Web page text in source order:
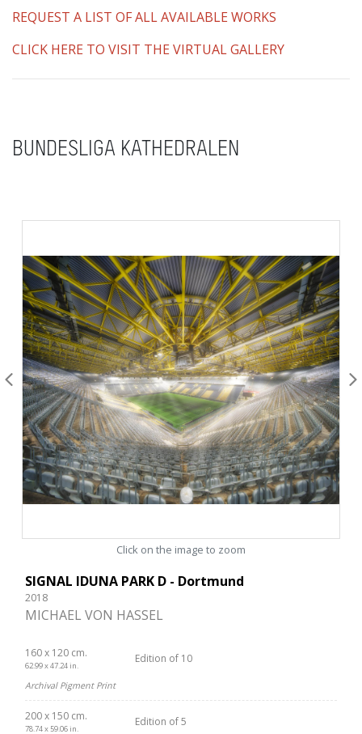
REQUEST A LIST OF ALL AVAILABLE WORKS
CLICK HERE TO VISIT THE VIRTUAL GALLERY
BUNDESLIGA KATHEDRALEN
Click on the image to zoom
SIGNAL IDUNA PARK D - Dortmund
2018
MICHAEL VON HASSEL
160 x 120 cm.
62.99 x 47.24 in.
Edition of 10
Archival Pigment Print
200 x 150 cm.
78.74 x 59.06 in.
Edition of 5